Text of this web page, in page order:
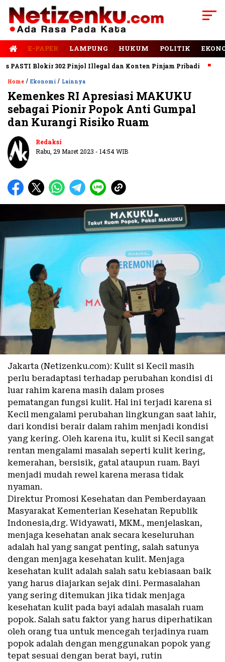
E-PAPER LAMPUNG HUKUM POLITIK
Blokir 302 Pinjol Illegal dan Konten Pinjam Pribadi Jalan
Home / Ekonomi / Lainnya
Kemenkes RI Apresiasi MAKUKU
sebagai Pionir Popok Anti Gumpal
dan Kurangi Risiko Ruam
Redaksi
Rabu, 29 Maret 2023 - 14:54 WIB
Jakarta (Netizenku.com): Kulit si Kecil masih
perlu beradaptasi terhadap perubahan kondisi di
luar rahim karena masih dalam proses
pematangan fungsi kulit. Hal ini terjadi karena si
Kecil mengalami perubahan lingkungan saat lahir,
dari kondisi berair dalam rahim menjadi kondisi
yang kering. Oleh karena itu, kulit si Kecil sangat
rentan mengalami masalah seperti kulit kering,
kemerahan, bersisik, gatal ataupun ruam. Bayi
menjadi mudah rewel karena merasa tidak
nyaman.
Direktur Promosi Kesehatan dan Pemberdayaan
Masyarakat Kementerian Kesehatan Republik
Indonesia,drg. Widyawati, MKM., menjelaskan,
menjaga kesehatan anak secara keseluruhan
adalah hal yang sangat penting, salah satunya
dengan menjaga kesehatan kulit. Menjaga
kesehatan kulit adalah salah satu kebiasaan baik
yang harus diajarkan sejak dini. Permasalahan
yang sering ditemukan jika tidak menjaga
kesehatan kulit pada bayi adalah masalah ruam
popok. Salah satu faktor yang harus diperhatikan
oleh orang tua untuk mencegah terjadinya ruam
popok adalah dengan menggunakan popok yang
tepat sesuai dengan berat bayi, rutin